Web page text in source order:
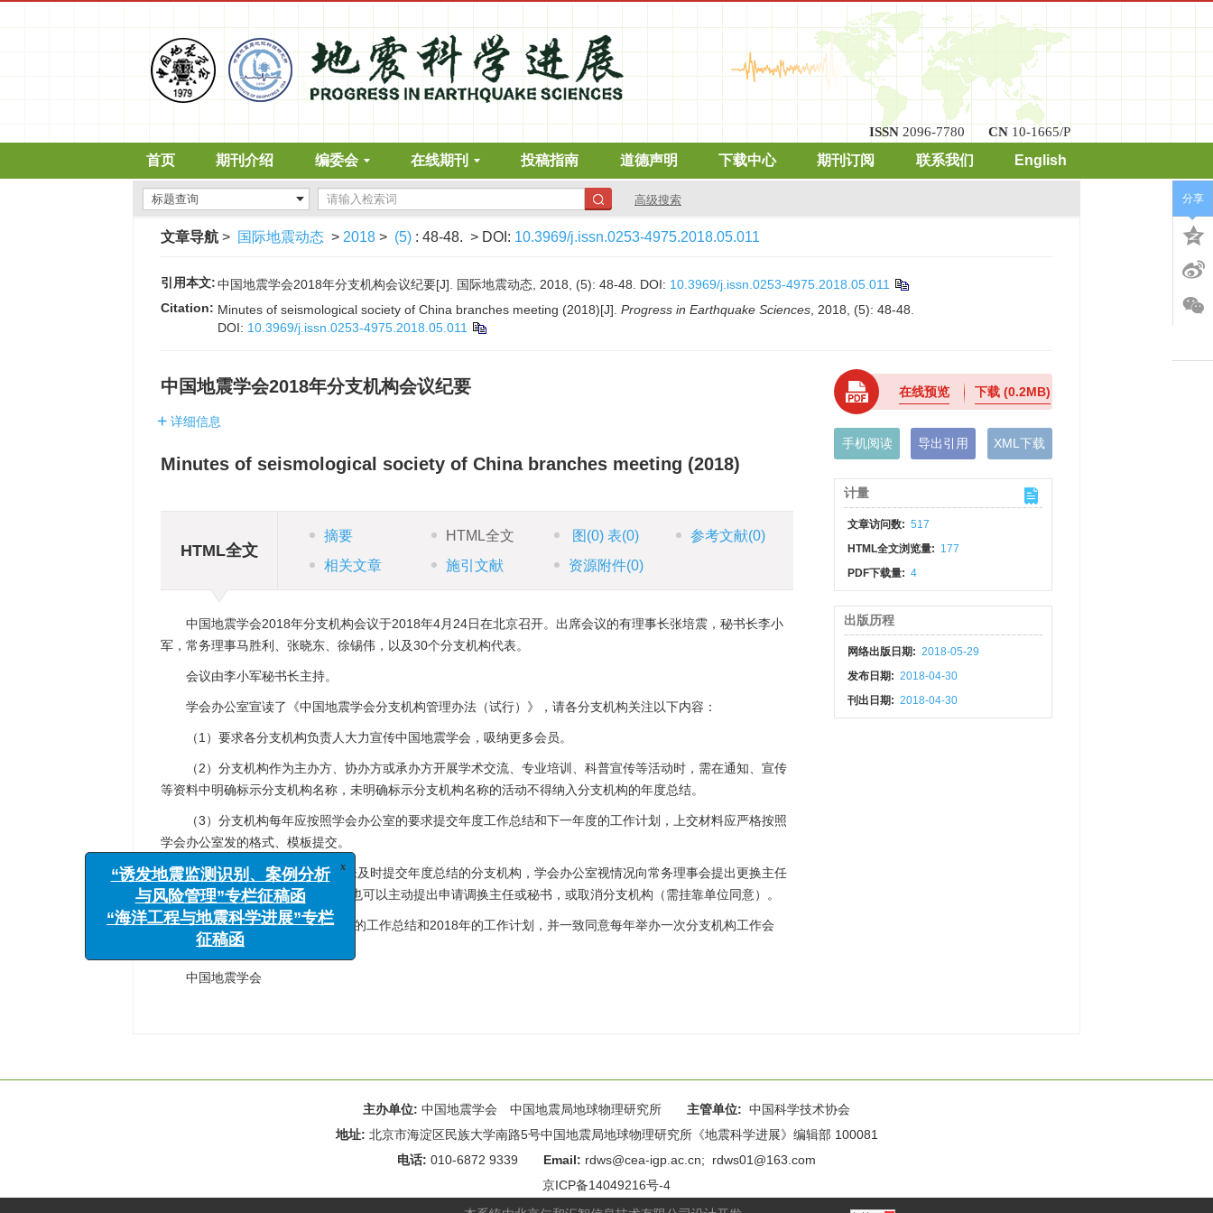
ISSN 2096-7780 CN 10-1665/P
首页 期刊介绍 编委会 在线期刊 投稿指南 道德声明 下载中心 期刊订阅 联系我们 English
高级搜索
文章导航 > 国际地震动态 > 2018 > (5) : 48-48. > DOI: 10.3969/j.issn.0253-4975.2018.05.011
引用本文:中国地震学会2018年分支机构会议纪要[J]. 国际地震动态, 2018, (5): 48-48. DOI: 10.3969/j.issn.0253-4975.2018.05.011
Citation: Minutes of seismological society of China branches meeting (2018)[J]. Progress in Earthquake Sciences , 2018, (5): 48-48.
DOI: 10.3969/j.issn.0253-4975.2018.05.011
中国地震学会2018年分支机构会议纪要
详细信息
Minutes of seismological society of China branches meeting (2018)
HTML全文
摘要 HTML全文 图 (0)表(0) 参考文献(0)
相关文章
施引文献 资源附件(0)
中国地震学会2018年分支机构会议于2018年4月24日在北京召开。出席会议的有理事长张培震，秘书长李小
军，常务理事马胜利、张晓东、徐锡伟，以及30个分支机构代表。
会议由李小军秘书长主持。
学会办公室宣读了《中国地震学会分支机构管理办法（试行）》，请各分支机构关注以下内容：
（1）要求各分支机构负责人大力宣传中国地震学会，吸纳更多会员。
（2）分支机构作为主办方、协办方或承办方开展学术交流、专业培训、科普宣传等活动时，需在通知、宣传
等资料中明确标示分支机构名称，未明确标示分支机构名称的活动不得纳入分支机构的年度总结。
（3）分支机构每年应按照学会办公室的要求提交年度工作总结和下一年度的工作计划，上交材料应严格按照
学会办公室发的格式、模板提交。
（4）连续两年未开展活动或未及时提交年度总结的分支机构，学会办公室视情况向常务理事会提出更换主任
委员或挂靠单位的建议。分支机构也可以主动提出申请调换主任或秘书，或取消分支机构（需挂靠单位同意）。
各分支机构代表汇报了2017年的工作总结和2018年的工作计划，并一致同意每年举办一次分支机构工作会
中国地震学会
在线预览 下载(0.2MB)
手机阅读 导出引用 XML下载
计量
文章访问数: 517
HTML全文浏览量: 177
PDF下载量: 4
出版历程
网络出版日期: 2018-05-29
发布日期: 2018-04-30
刊出日期: 2018-04-30
分享
主办单位: 中国地震学会 中国地震局地球物理研究所 主管单位: 中国科学技术协会
地址: 北京市海淀区民族大学南路5号中国地震局地球物理研究所《地震科学进展》编辑部 100081
电话: 010-6872 9339 Email: rdws@cea-igp.ac.cn; rdws01@163.com
京ICP备14049216号-4
x
“诱发地震监测识别、案例分析
与风险管理”专栏征稿函
“海洋工程与地震科学进展”专栏